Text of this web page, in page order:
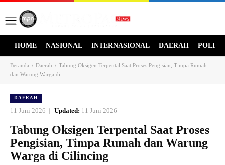
HOME NASIONAL INTERNASIONAL DAERAH
Beranda Daerah
Tabung Oksigen Terpental Saat Proses Pengisian, Timpa Rumah
dan Warung Warga di...
DAERAH
11 Juni 2026 Updated: 11 Juni 2026
Tabung Oksigen Terpental Saat Proses
Pengisian, Timpa Rumah dan Warung
Warga di Cilincing